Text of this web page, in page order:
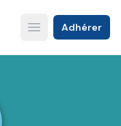
Open main menu
Adhérer